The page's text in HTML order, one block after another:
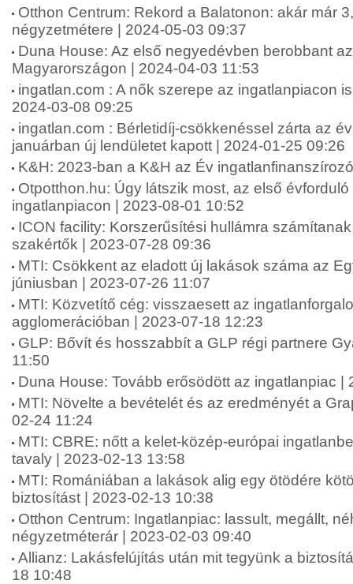
Otthon Centrum: Rekord a Balatonon: akár már
négyzetmétere | 2024-05-03 09:37
Duna House: Az első negyedévben berobbant
Magyarországon | 2024-04-03 11:53
ingatlan.com : A nők szerepe az ingatlanpiacon
2024-03-08 09:25
ingatlan.com : Bérletidíj-csökkenéssel zárta az
januárban új lendületet kapott | 2024-01-25 09:26
K&H: 2023-ban a K&H az Év
Otpotthon.hu: Úgy látszik most, az első
ingatlanpiacon | 2023-08-01 10:52
ICON facility: Korszerűsítési hullámra
szakértők | 2023-07-28 09:36
MTI: Csökkent az eladott új lakások száma az
júniusban | 2023-07-26 11:07
MTI: Közvetítő cég: visszaesett az
agglomerációban | 2023-07-18 12:23
GLP: Bővít és hosszabbít a GLP régi partnere
11:50
Duna House: Tovább erősödött az ingatlanpiac |
MTI: Növelte a bevételét és az eredményét a
02-24 11:24
MTI: CBRE: nőtt a kelet-közép-európai
tavaly | 2023-02-13 13:58
MTI: Romániában a lakások alig egy ötödére
biztosítást | 2023-02-13 10:38
Otthon Centrum: Ingatlanpiac: lassult, megállt,
négyzetméterár | 2023-02-03 09:40
Allianz: Lakásfelújítás után mit tegyünk a
18 10:48